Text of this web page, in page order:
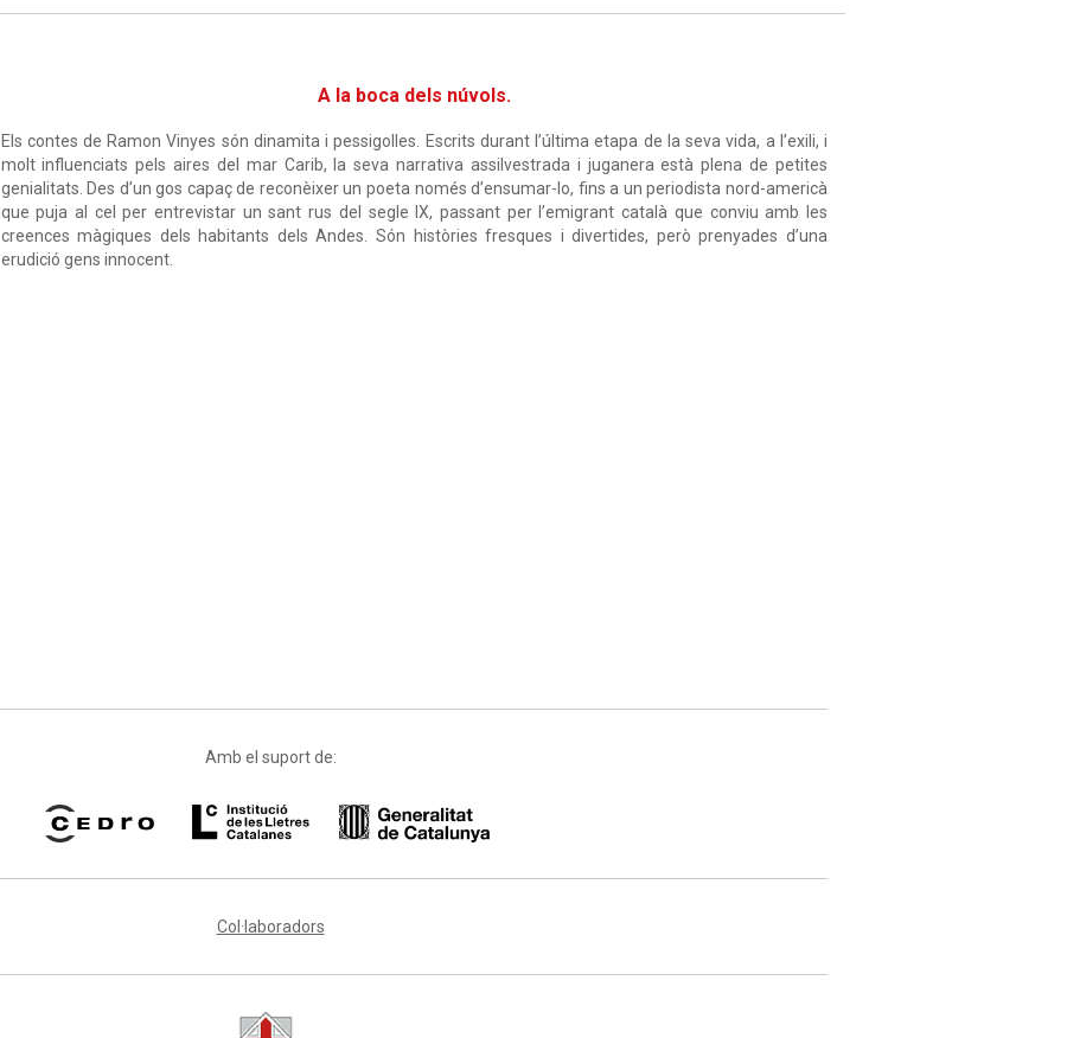
A la boca dels núvols.
Els contes de Ramon Vinyes són dinamita i pessigolles. Escrits durant l’última etapa de la seva vida, a l’exili, i
molt influenciats pels aires del mar Carib, la seva narrativa assilvestrada i juganera està plena de petites
genialitats. Des d’un gos capaç de reconèixer un poeta només d’ensumar-lo, fins a un periodista nord-americà
que puja al cel per entrevistar un sant rus del segle IX, passant per l’emigrant català que conviu amb les
creences màgiques dels habitants dels Andes. Són històries fresques i divertides, però prenyades d’una
erudició gens innocent.
Amb el suport de:
Col·laboradors